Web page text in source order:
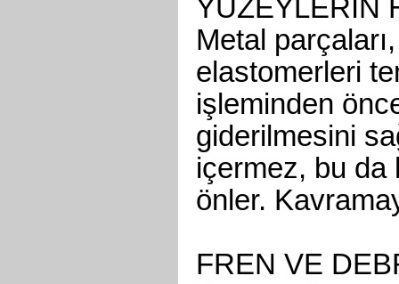
YÜZEYLERİN
Metal
elastomerleri
işleminden
giderilmesini
içermez, bu da
önler.
FREN VE